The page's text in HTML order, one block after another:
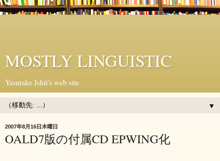
MOSTLY LINGUISTIC
Yasutake Ishii's web site
▼
2007年8月16日木曜日
OALD7版の付属CD EPWING化